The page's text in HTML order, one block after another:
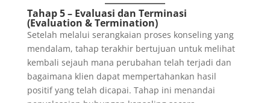
Tahap 5 – Evaluasi dan Terminasi
(Evaluation & Termination)
Setelah melalui serangkaian proses konseling yang
mendalam, tahap terakhir bertujuan untuk melihat
kembali sejauh mana perubahan telah terjadi dan
bagaimana klien dapat mempertahankan hasil
positif yang telah dicapai. Tahap ini menandai